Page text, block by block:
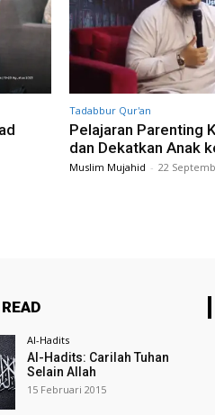
Tadabbur Qur'an
Pelajaran Parenting
dan Dekatkan Anak
Muslim Mujahid - 22
Al-Hadits
Al-Hadits: Carilah Tuhan
Selain Allah
15 Februari 2015